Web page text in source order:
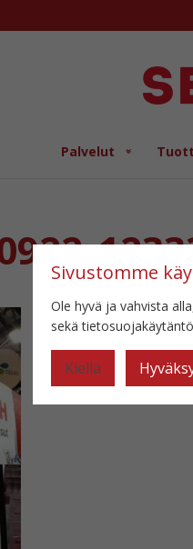
Palvelut
Sivustomme
Ole hyvä ja vahvista
sekä
Kiellä